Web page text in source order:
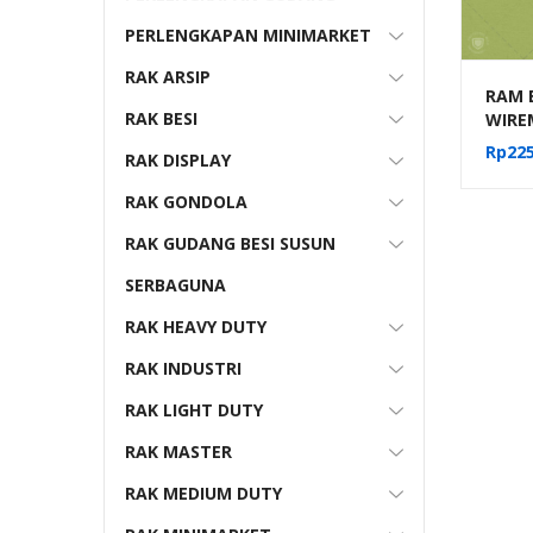
RAM
H5
Rp
PERLENGKAPAN MINIMARKET
RAK ARSIP
RAK BESI
RAK DISPLAY
RAK GONDOLA
RAK GUDANG BESI SUSUN
SERBAGUNA
RAK HEAVY DUTY
RAK INDUSTRI
RAK LIGHT DUTY
RAK MASTER
RAK MEDIUM DUTY